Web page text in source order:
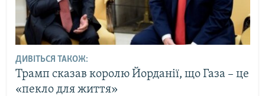
ДИВІТЬСЯ ТАКОЖ:
Трамп сказав королю Йорданії, що Газа – це
«пекло для життя»